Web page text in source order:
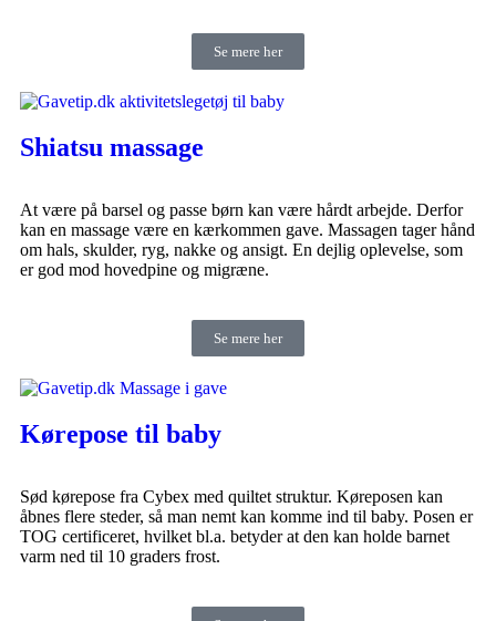
Se mere her
Shiatsu massage
At være på barsel og passe børn kan være hårdt arbejde. Derfor
kan en massage være en kærkommen gave. Massagen tager hånd
om hals, skulder, ryg, nakke og ansigt. En dejlig oplevelse, som
er god mod hovedpine og migræne.
Se mere her
Kørepose til baby
Sød kørepose fra Cybex med quiltet struktur. Køreposen kan
åbnes flere steder, så man nemt kan komme ind til baby. Posen er
TOG certificeret, hvilket bl.a. betyder at den kan holde barnet
varm ned til 10 graders frost.